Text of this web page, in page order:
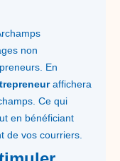
non
En
affichera
Ce qui
en bénéficiant
de vos courriers.